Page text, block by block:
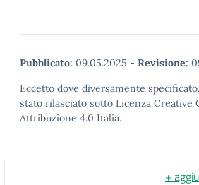
Pubblicato: 09.05.2025 - Revisione:
Eccetto dove diversamente
stato rilasciato sotto Licenza Creative
Attribuzione 4.0 Italia.
+